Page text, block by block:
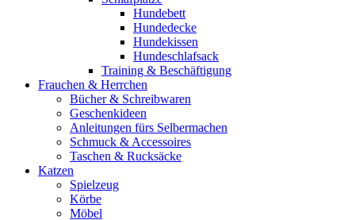
Hundebett
Hundedecke
Hundekissen
Hundeschlafsack
Training & Beschäftigung
Frauchen & Herrchen
Bücher & Schreibwaren
Geschenkideen
Anleitungen fürs Selbermachen
Schmuck & Accessoires
Taschen & Rucksäcke
Katzen
Spielzeug
Körbe
Möbel